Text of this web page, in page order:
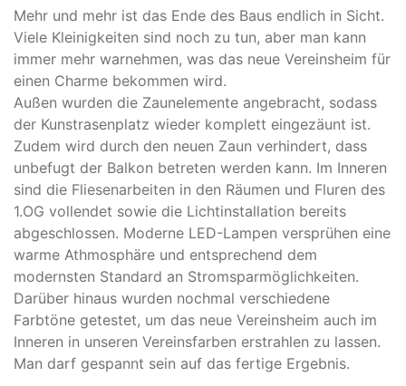
Mehr und mehr ist das Ende des Baus endlich in Sicht.
Viele Kleinigkeiten sind noch zu tun, aber man kann
immer mehr warnehmen, was das neue Vereinsheim für
einen Charme bekommen wird.
Außen wurden die Zaunelemente angebracht, sodass
der Kunstrasenplatz wieder komplett eingezäunt ist.
Zudem wird durch den neuen Zaun verhindert, dass
unbefugt der Balkon betreten werden kann. Im Inneren
sind die Fliesenarbeiten in den Räumen und Fluren des
1.OG vollendet sowie die Lichtinstallation bereits
abgeschlossen. Moderne LED-Lampen versprühen eine
warme Athmosphäre und entsprechend dem
modernsten Standard an Stromsparmöglichkeiten.
Darüber hinaus wurden nochmal verschiedene
Farbtöne getestet, um das neue Vereinsheim auch im
Inneren in unseren Vereinsfarben erstrahlen zu lassen.
Man darf gespannt sein auf das fertige Ergebnis.